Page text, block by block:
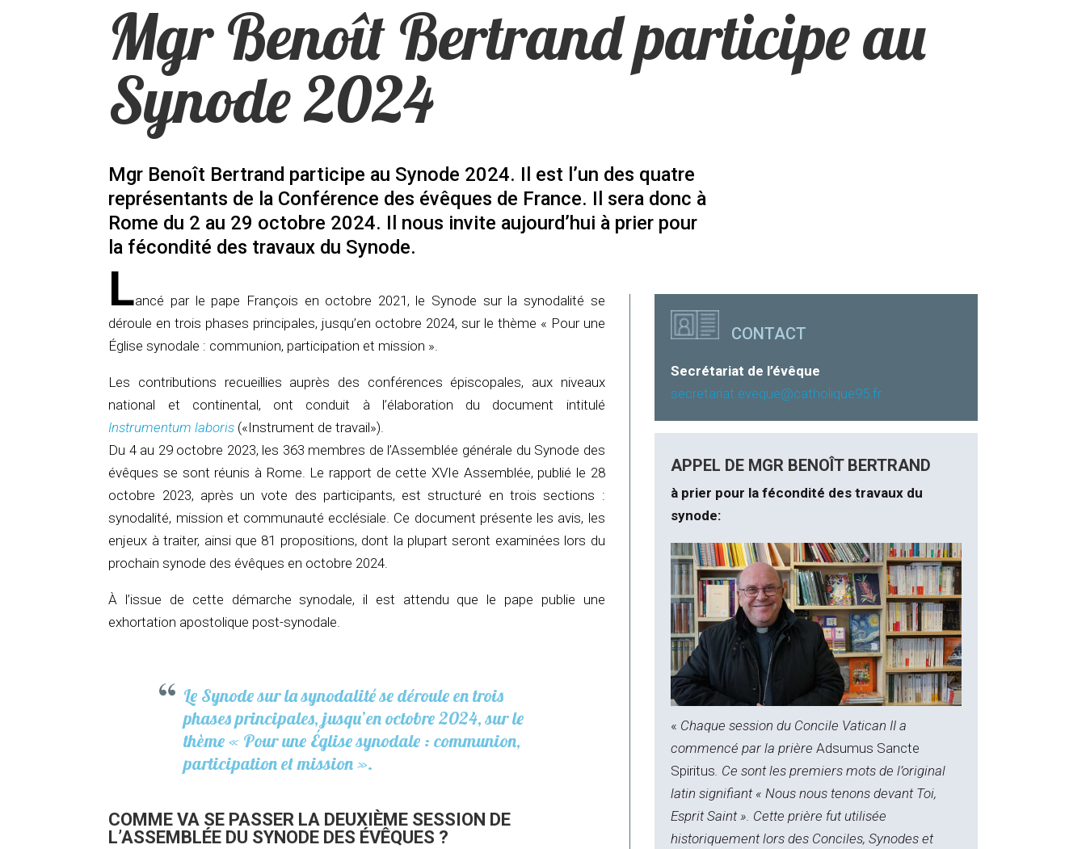
Mgr Benoît Bertrand participe au
Synode 2024
Mgr Benoît Bertrand participe au Synode 2024. Il est l’un des quatre
représentants de la Conférence des évêques de France. Il sera donc à
Rome du 2 au 29 octobre 2024. Il nous invite aujourd’hui à prier pour
la fécondité des travaux du Synode.
Lancé par le pape François en octobre 2021, le Synode sur la synodalité se
déroule en trois phases principales, jusqu’en octobre 2024, sur le thème « Pour une
Église synodale : communion, participation et mission ».
Les contributions recueillies auprès des conférences épiscopales, aux niveaux
national et continental, ont conduit à l’élaboration du document intitulé
Instrumentum laboris («Instrument de travail»).
Du 4 au 29 octobre 2023, les 363 membres de l’Assemblée générale du Synode des
évêques se sont réunis à Rome. Le rapport de cette XVIe Assemblée, publié le 28
octobre 2023, après un vote des participants, est structuré en trois sections :
synodalité, mission et communauté ecclésiale. Ce document présente les avis, les
enjeux à traiter, ainsi que 81 propositions, dont la plupart seront examinées lors du
prochain synode des évêques en octobre 2024.
À l’issue de cette démarche synodale, il est attendu que le pape publie une
exhortation apostolique post-synodale.
Le Synode sur la synodalité se déroule en trois
phases principales, jusqu’en octobre 2024, sur le
thème « Pour une Église synodale : communion,
participation et mission ».
COMME VA SE PASSER LA DEUXIÈME SESSION DE
L’ASSEMBLÉE DU SYNODE DES ÉVÊQUES ?
CONTACT
Secrétariat de l’évêque
secretariat.eveque@catholique95.fr
APPEL DE MGR BENOÎT BERTRAND
à prier pour la fécondité des travaux du
synode:
« Chaque session du Concile Vatican II a
commencé par la prière Adsumus Sancte
Spiritus. Ce sont les premiers mots de l’original
latin signifiant « Nous nous tenons devant Toi,
Esprit Saint ». Cette prière fut utilisée
historiquement lors des Conciles, Synodes et